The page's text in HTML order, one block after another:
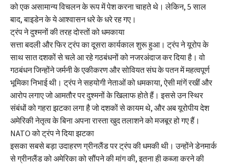
को एक असामान्य विचलन के रूप में पेश करना चाहते थे। लेकिन, 5 साल
बाद, बाइडेन के ये आश्वासन धरे के धरे रह गए।
ट्रंप ने दुश्मनों की तरह दोस्तों को धमकाया
सत्ता बदली और फिर ट्रंप का दूसरा कार्यकाल शुरू हुआ। ट्रंप ने यूरोप के
साथ सात दशकों से चले आ रहे गठबंधनों को नजरअंदाज कर दिया है। वो
गठबंधन जिन्होंने जर्मनी के एकीकरण और सोवियत संघ के पतन में महत्वपूर्ण
भूमिका निभाई थी। ट्रंप ने सहयोगी नेताओं को धमकाया, ऐसी मांगें रखीं और
आरोप लगाए जो आमतौर पर दुश्मनों के खिलाफ होते हैं। इससे उन स्थिर
संबंधों को गहरा झटका लगा है जो दशकों से कायम थे, और अब यूरोपीय देश
अमेरिकी नेतृत्व के बिना अपना रास्ता खुद तलाशने को मजबूर हो गए हैं।
NATO को ट्रंप ने दिया झटका
इसका सबसे बड़ा उदाहरण ग्रीनलैंड पर ट्रंप की धमकी थी। उन्होंने डेनमार्क
से ग्रीनलैंड को अमेरिका को सौंपने की मांग की, इतना ही कब्जा करने की